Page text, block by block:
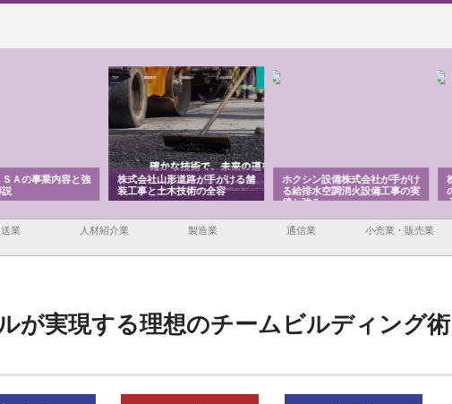
の事業内容と強
株式会社山形道路が手がける舗
装工事と土木技術の全容
ホクシン設備株式会社が手がけ
る給排水空調消火設備工事の実
績と強み
株
の
入
業 人材紹介業 製造業 通信業 小売業・販売業
が実現する理想のチームビルディング術